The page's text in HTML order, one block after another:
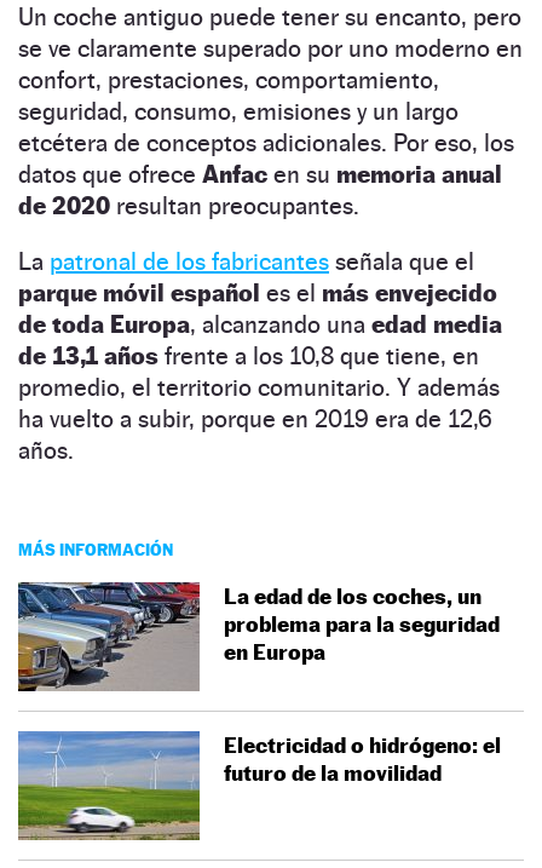
Un coche antiguo puede tener su encanto, pero
se ve claramente superado por uno moderno en
confort, prestaciones, comportamiento,
seguridad, consumo, emisiones y un largo
etcétera de conceptos adicionales. Por eso, los
datos que ofrece Anfac en su memoria anual
de 2020 resultan preocupantes.
La patronal de los fabricantes señala que el
parque móvil español es el más envejecido
de toda Europa, alcanzando una edad media
de 13,1 años frente a los 10,8 que tiene, en
promedio, el territorio comunitario. Y además
ha vuelto a subir, porque en 2019 era de 12,6
años.
MÁS INFORMACIÓN
La edad de los coches, un
problema para la seguridad
en Europa
Electricidad o hidrógeno: el
futuro de la movilidad